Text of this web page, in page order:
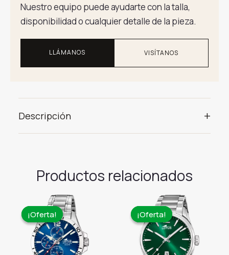
Nuestro equipo puede ayudarte con la talla,
disponibilidad o cualquier detalle de la pieza.
LLÁMANOS VISÍTANOS
Descripción +
Productos relacionados
¡Oferta!
¡Oferta! ¡Oferta!
¡Oferta!